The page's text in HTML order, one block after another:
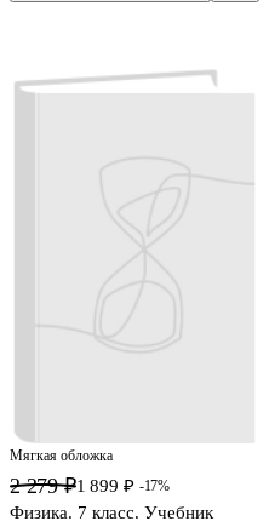
Мягкая обложка
2 279 ₽1 899 ₽ -17%
Физика. 7 класс. Учебник